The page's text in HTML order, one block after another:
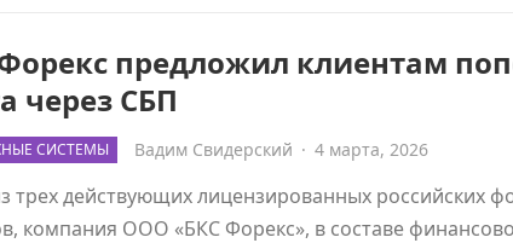
предложил клиентам
через СБП
СИСТЕМЫ Вадим Свидерский · 4 марта, 2026
трех действующих лицензированных российских
компания ООО «БКС Форекс», в составе